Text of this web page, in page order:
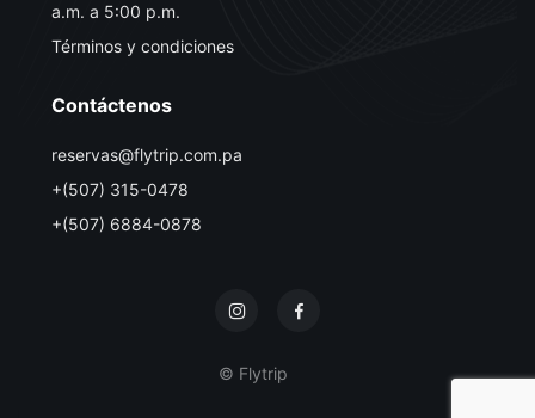
a.m. a 5:00 p.m.
Términos y condiciones
Contáctenos
reservas@flytrip.com.pa
+(507) 315-0478
+(507) 6884-0878
© Flytrip